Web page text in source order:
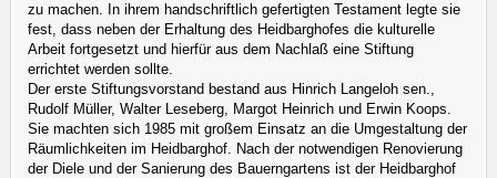
zu machen. In ihrem handschriftlich gefertigten Testament legte sie
fest, dass neben der Erhaltung des Heidbarghofes die kulturelle
Arbeit fortgesetzt und hierfür aus dem Nachlaß eine Stiftung
errichtet werden sollte.
Der erste Stiftungsvorstand bestand aus Hinrich Langeloh sen.,
Rudolf Müller, Walter Leseberg, Margot Heinrich und Erwin Koops.
Sie machten sich 1985 mit großem Einsatz an die Umgestaltung der
Räumlichkeiten im Heidbarghof. Nach der notwendigen Renovierung
der Diele und der Sanierung des Bauerngartens ist der Heidbarghof